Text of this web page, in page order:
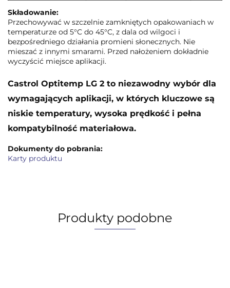
Składowanie:
Przechowywać w szczelnie zamkniętych opakowaniach w
temperaturze od 5°C do 45°C, z dala od wilgoci i
bezpośredniego działania promieni słonecznych. Nie
mieszać z innymi smarami. Przed nałożeniem dokładnie
wyczyścić miejsce aplikacji.
Castrol Optitemp LG 2 to niezawodny wybór dla
wymagających aplikacji, w których kluczowe są
niskie temperatury, wysoka prędkość i pełna
kompatybilność materiałowa.
Dokumenty do pobrania:
Karty produktu
Produkty podobne